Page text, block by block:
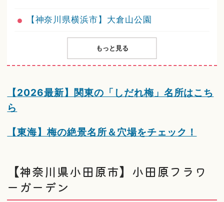
【神奈川県横浜市】大倉山公園
もっと見る
【2026最新】関東の「しだれ梅」名所はこち
ら
【東海】梅の絶景名所＆穴場をチェック！
【神奈川県小田原市】小田原フラワ
ーガーデン